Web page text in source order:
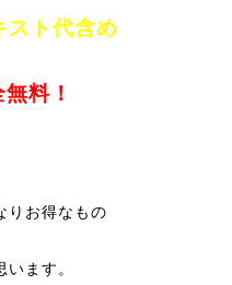
スト代含め
料！
りお得なもの
います。